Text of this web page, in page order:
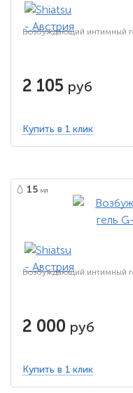
Возбуждающий интимный
2 105 руб
Купить в 1 клик
15 мл
Возбуждающий интимный
2 000 руб
Купить в 1 клик